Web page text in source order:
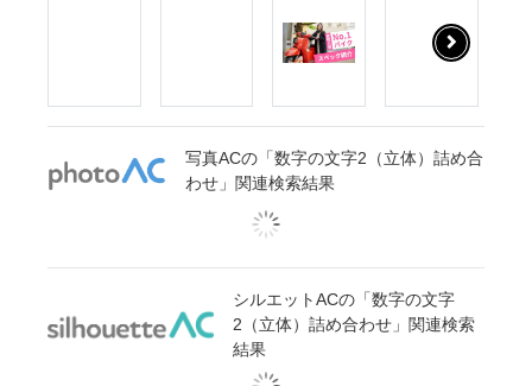
写真ACの「数字の文字2（立体）詰め合
わせ」関連検索結果
シルエットACの「数字の文字
2（立体）詰め合わせ」関連検索
結果